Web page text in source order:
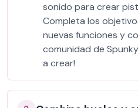
sonido para crear
Completa los
nuevas funciones y
comunidad de
a crear!